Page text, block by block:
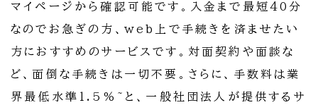
マイページから確認可能です。入金まで最短40分
なのでお急ぎの方、web上で手続きを済ませたい
方におすすめのサービスです。対面契約や面談な
ど、面倒な手続きは一切不要。さらに、手数料は業
界最低水準1.5%~と、一般社団法人が提供するサ